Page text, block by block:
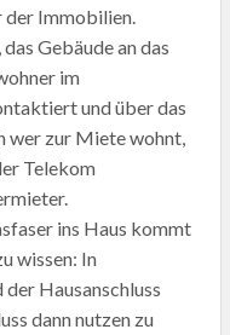
Immobilien.
Gebäude an das
im
und über das
wer zur Miete wohnt,
Telekom
ins Haus kommt
wissen: In
Hausanschluss
dann nutzen zu